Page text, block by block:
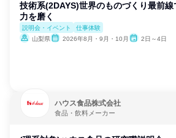
技術系(2DAYS)世界のものづくり最前線
力を磨く
説明会・イベント
仕事体験
山梨県
2026年8月・9月・10月 2日～4日
ハウス食品株式会社
食品・飲料メーカー